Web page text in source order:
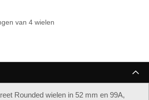
van 4 wielen
Rounded wielen in 52 mm en 99A,